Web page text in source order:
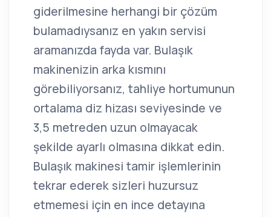
giderilmesine herhangi bir çözüm
bulamadıysanız en yakın servisi
aramanızda fayda var. Bulaşık
makinenizin arka kısmını
görebiliyorsanız, tahliye hortumunun
ortalama diz hizası seviyesinde ve
3,5 metreden uzun olmayacak
şekilde ayarlı olmasına dikkat edin.
Bulaşık makinesi tamir işlemlerinin
tekrar ederek sizleri huzursuz
etmemesi için en ince detayına